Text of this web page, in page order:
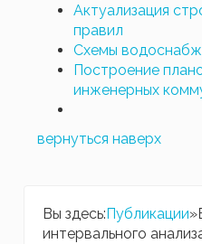
Актуализация
правил
Схемы
Построение
инженерных
вернуться наверх
Вы здесь:Публикации»
интервального